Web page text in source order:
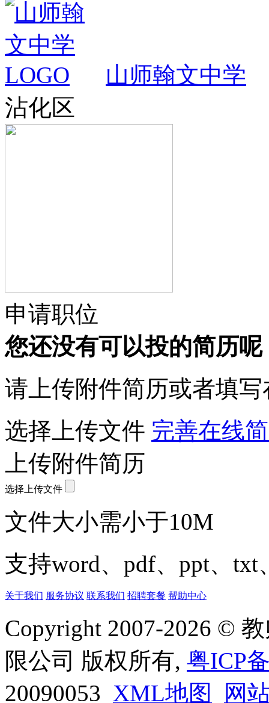
山师翰文中学
沾化区
申请职位
您还没有可以投的简历呢
请上传附件简历或者填
选择上传文件 完善在线
上传附件简历
选择上传文件
文件大小需小于10M
支持word、pdf、ppt、txt
关于我们 服务协议 联系我们 招聘套餐 帮助中心
Copyright 2007-2026 ©
限公司 版权所有, 粤ICP
20090053 XML地图 网